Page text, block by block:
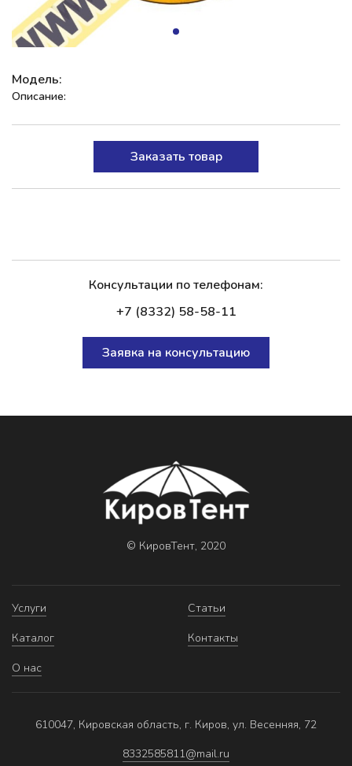
Модель:
Описание:
Заказать товар
Консультации по телефонам:
+7 (8332) 58-58-11
Заявка на консультацию
© КировТент, 2020
Услуги
Каталог
О нас
Статьи
Контакты
610047, Кировская область, г. Киров, ул. Весенняя, 72
8332585811@mail.ru